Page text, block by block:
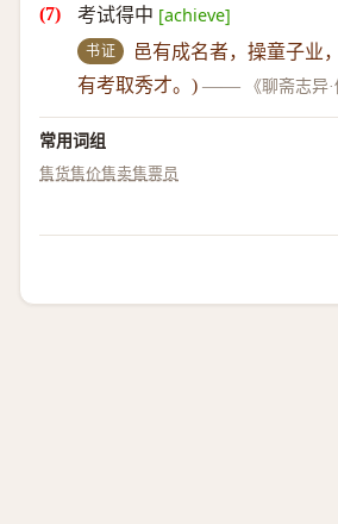
考试得中 [achieve]
书证
邑有成名者，操童子业
有考取秀才。) —— 《聊斋志异·
常用词组
售货售价售卖售票员